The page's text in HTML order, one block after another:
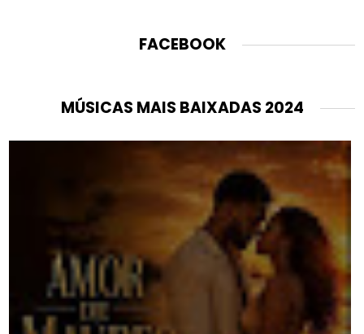
FACEBOOK
MÚSICAS MAIS BAIXADAS 2024